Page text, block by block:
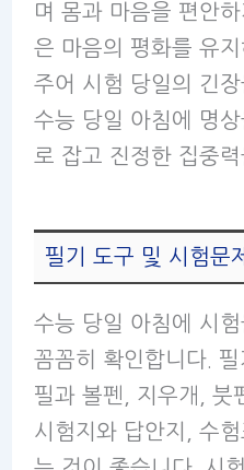
며 몸과 마음을 편안
은 마음의 평화를 유
주어 시험 당일의 긴
수능 당일 아침에 명
로 잡고 진정한 집중력
필기 도구 및 시험문
수능 당일 아침에 시
꼼꼼히 확인합니다.
필과 볼펜, 지우개, 붓
시험지와 답안지, 수